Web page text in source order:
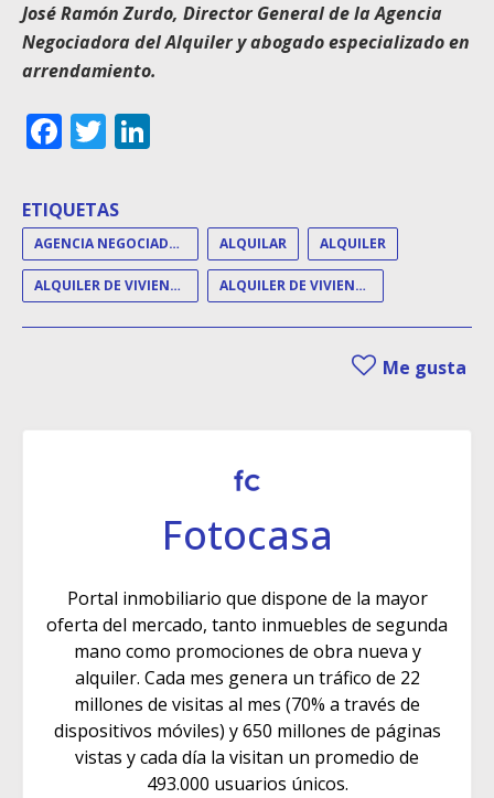
José Ramón Zurdo, Director General de la Agencia
Negociadora del Alquiler y abogado especializado en
arrendamiento.
Facebook
Twitter
ETIQUETAS
AGENCIA NEGOCIADORA DEL ALQUILER ALQUILAR ALQUILER
ALQUILER DE VIVIENDA ALQUILER DE VIVIENDAS
Me gusta
Fotocasa
Portal inmobiliario que dispone de la mayor
oferta del mercado, tanto inmuebles de segunda
mano como promociones de obra nueva y
alquiler. Cada mes genera un tráfico de 22
millones de visitas al mes (70% a través de
dispositivos móviles) y 650 millones de páginas
vistas y cada día la visitan un promedio de
493.000 usuarios únicos.